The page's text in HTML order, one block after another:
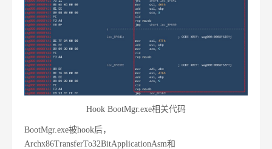
Hook BootMgr.exe相关代码
BootMgr.exe被hook后，
Archx86TransferTo32BitApplicationAsm和